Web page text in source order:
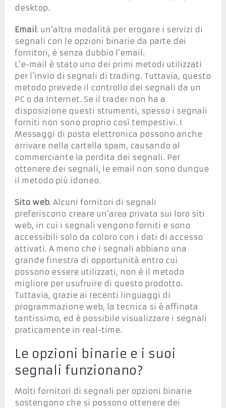
desktop.
Email : un’altra modalità per erogare i servizi di
segnali con le opzioni binarie da parte dei
fornitori, è senza dubbio l’email.
L’e-mail è stato uno dei primi metodi utilizzati
per l’invio di segnali di trading. Tuttavia, questo
metodo prevede il controllo dei segnali da un
PC o da Internet. Se il trader non ha a
disposizione questi strumenti, spesso i segnali
forniti non sono proprio così tempestivi. I
Messaggi di posta elettronica possono anche
arrivare nella cartella spam, causando al
commerciante la perdita dei segnali. Per
ottenere dei segnali, le email non sono dunque
il metodo più idoneo.
Sito web: Alcuni fornitori di segnali
preferiscono creare un’area privata sui loro siti
web, in cui i segnali vengono forniti e sono
accessibili solo da coloro con i dati di accesso
attivati. A meno che i segnali abbiano una
grande finestra di opportunità entro cui
possono essere utilizzati, non è il metodo
migliore per usufruire di questo prodotto.
Tuttavia, grazie ai recenti linguaggi di
programmazione web, la tecnica si è affinata
tantissimo, ed è possibile visualizzare i segnali
praticamente in real-time.
Le opzioni binarie e i suoi
segnali funzionano?
Molti fornitori di segnali per opzioni binarie
sostengono che si possono ottenere dei